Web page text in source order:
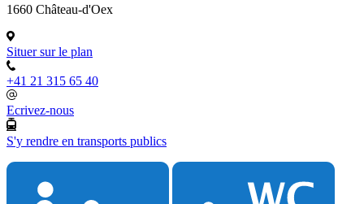
1660 Château-d'Oex
Situer sur le plan
+41 21 315 65 40
Ecrivez-nous
S'y rendre en transports publics